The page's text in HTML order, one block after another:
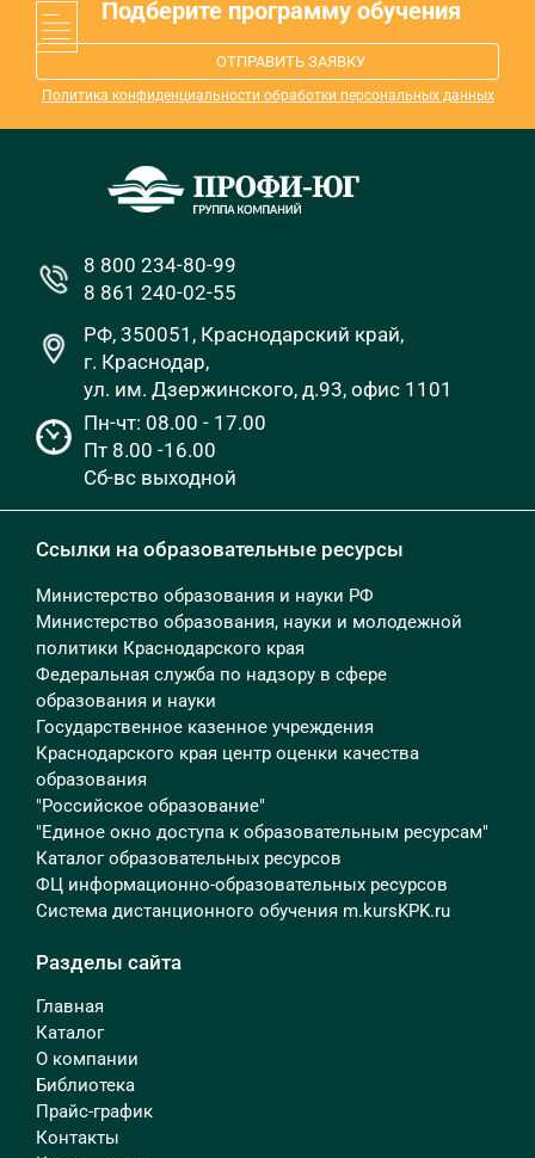
Подберите программу обучения
ОТПРАВИТЬ ЗАЯВКУ
Политика конфиденциальности обработки персональных данных
8 800 234-80-99
8 861 240-02-55
РФ, 350051, Краснодарский край,
г. Краснодар,
ул. им. Дзержинского, д.93, офис 1101
Пн-чт: 08.00 - 17.00
Пт 8.00 -16.00
Сб-вс выходной
Ссылки на образовательные ресурсы
Министерство образования и науки РФ
Министерство образования, науки и молодежной
политики Краснодарского края
Федеральная служба по надзору в сфере
образования и науки
Государственное казенное учреждения
Краснодарского края центр оценки качества
образования
"Российское образование"
"Единое окно доступа к образовательным ресурсам"
Каталог образовательных ресурсов
ФЦ информационно-образовательных ресурсов
Система дистанционного обучения m.kursKPK.ru
Разделы сайта
Главная
Каталог
О компании
Библиотека
Прайс-график
Контакты